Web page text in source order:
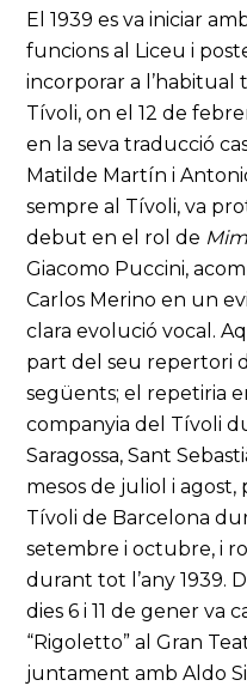
El 1939 es va iniciar
funcions al Liceu i
incorporar a l’habitual
Tívoli, on el 12 de
en la seva traducció
Matilde Martín i
sempre al Tívoli, va
debut en el rol de
Giacomo Puccini,
Carlos Merino en un
clara evolució vocal.
part del seu repertori
següents; el repetiria
companyia del Tívoli
Saragossa, Sant
mesos de juliol i agost,
Tívoli de Barcelona
setembre i octubre, i
durant tot l’any 1939.
dies 6 i 11 de gener va
“Rigoletto” al Gran
juntament amb Aldo